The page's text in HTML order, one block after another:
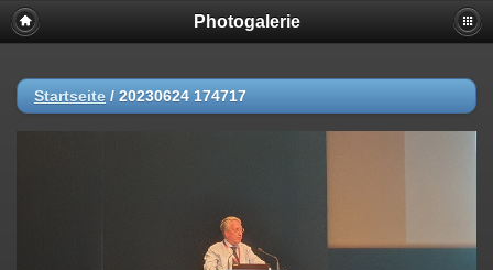
Photogalerie
Startseite / 20230624 174717